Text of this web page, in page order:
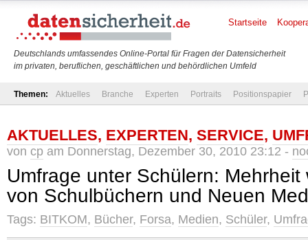
Deutschlands umfassendes Online-Portal für Fragen der Datensicherheit
im privaten, beruflichen, geschäftlichen und behördlichen Umfeld
Startseite
Themen: Aktuelles Branche Experten Portraits Positionspapier
AKTUELLES, EXPERTEN, SERVICE,
von cp am Donnerstag, Dezember 30, 2010 23:12 -
Umfrage unter Schülern:
von Schulbüchern und Neuen
Tags: BITKOM, Bücher, Forsa, Medien, Schüler,